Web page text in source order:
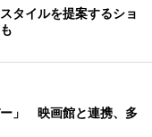
タイルを提案するショ
」 映画館と連携、多